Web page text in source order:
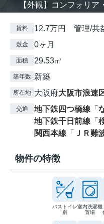
【外観】コンフォリ
賃料 12.7万円 管理/共
敷金 0ヶ月
面積 29.53㎡
築年数 新築
所在地 大阪府大阪市浪速
交通 地下鉄四つ橋線 「
地下鉄千日前線 「
関西本線 「 ＪＲ難
物件の特徴
バストイレ
別
室内洗濯機
置場